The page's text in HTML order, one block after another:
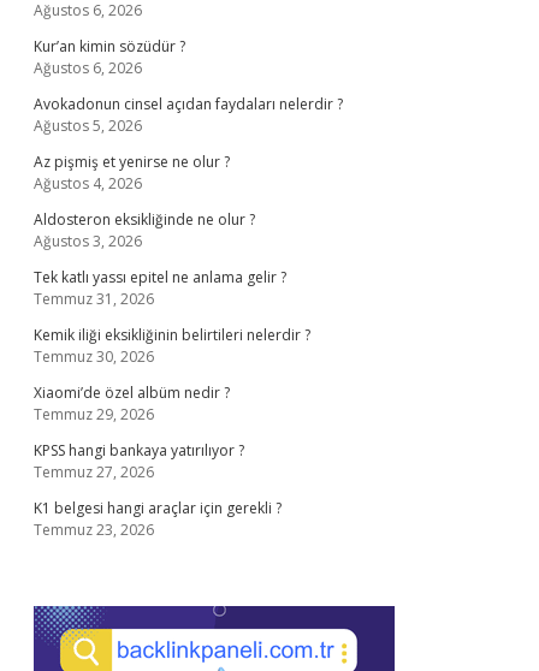
Ağustos 6, 2026
Kur’an kimin sözüdür ?
Ağustos 6, 2026
Avokadonun cinsel açıdan faydaları nelerdir ?
Ağustos 5, 2026
Az pişmiş et yenirse ne olur ?
Ağustos 4, 2026
Aldosteron eksikliğinde ne olur ?
Ağustos 3, 2026
Tek katlı yassı epitel ne anlama gelir ?
Temmuz 31, 2026
Kemik iliği eksikliğinin belirtileri nelerdir ?
Temmuz 30, 2026
Xiaomi’de özel albüm nedir ?
Temmuz 29, 2026
KPSS hangi bankaya yatırılıyor ?
Temmuz 27, 2026
K1 belgesi hangi araçlar için gerekli ?
Temmuz 23, 2026